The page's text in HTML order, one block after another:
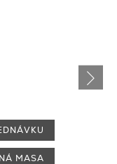
MASA